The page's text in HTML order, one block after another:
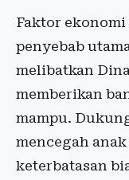
Faktor
penyebab
melibatkan
memberikan
mampu.
mencegah
keterbatasan